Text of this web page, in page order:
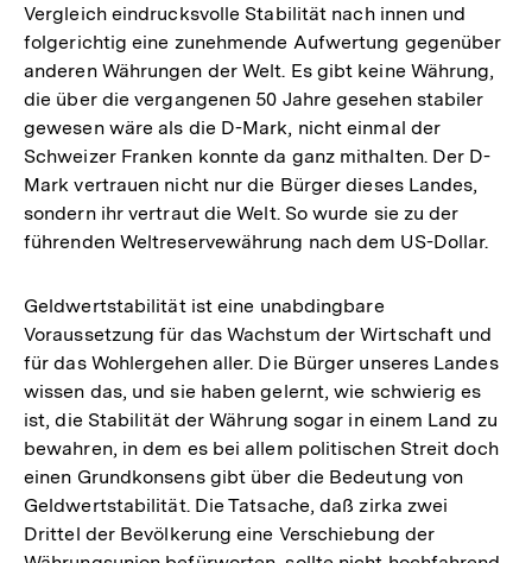
Vergleich eindrucksvolle Stabilität nach innen und
folgerichtig eine zunehmende Aufwertung gegenüber
anderen Währungen der Welt. Es gibt keine Währung,
die über die vergangenen 50 Jahre gesehen stabiler
gewesen wäre als die D-Mark, nicht einmal der
Schweizer Franken konnte da ganz mithalten. Der D-
Mark vertrauen nicht nur die Bürger dieses Landes,
sondern ihr vertraut die Welt. So wurde sie zu der
führenden Weltreservewährung nach dem US-Dollar.
Geldwertstabilität ist eine unabdingbare
Voraussetzung für das Wachstum der Wirtschaft und
für das Wohlergehen aller. Die Bürger unseres Landes
wissen das, und sie haben gelernt, wie schwierig es
ist, die Stabilität der Währung sogar in einem Land zu
bewahren, in dem es bei allem politischen Streit doch
einen Grundkonsens gibt über die Bedeutung von
Geldwertstabilität. Die Tatsache, daß zirka zwei
Drittel der Bevölkerung eine Verschiebung der